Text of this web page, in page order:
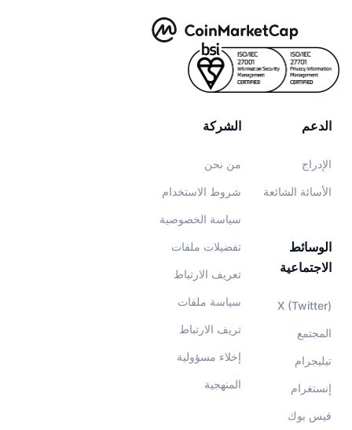
الشركة
من نحن
شروط الاستخدام
سياسة الخصوصية
تفضيلات ملفات
تعريف الارتباط
سياسة ملفات
تريف الارتباط
إخلاء مسؤولية
المنهجية
الدعم
الإدراج
الأسائة الشائعة
الوسائط
الاجتماعية
X (Twitter)
المجتمع
تيليجرام
إنستغرام
فيس بوك